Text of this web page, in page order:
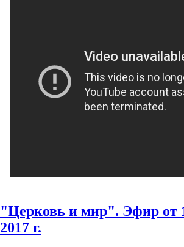
"Церковь и мир". Эфир от
2017 г.